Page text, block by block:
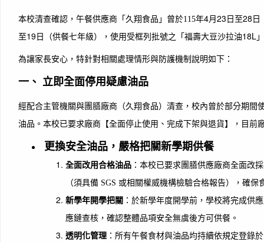
本校清查確認，午餐供應商「久翔食品」曾於115年4月23日至28日
至19日（供餐七年級），使用受框列批號之「福壽大豆沙拉油18L
為讓家長安心，特針對相關處理情形與防護機制說明如下：
一、 立即全面停用疑慮油品
經配合主管機關與團膳廠商（久翔食品）清查，校內曾於部分期間
油品。本校已要求廠商【全面停止使用、完成下架與退貨】，目前
更換安全油品，嚴格把關新學期供餐
全面改用合格油品 ：本校已要求團膳供應廠商全面改
（須具備 SGS 或相關權威機構檢驗合格報告），確保
新學年開學把關 ：於新學年度開學前，學校將完成供
應鏈查核，確認整體品項安全無虞後方可供餐。
透明化管理 ：所有午餐食材與油品均持續依規定登錄